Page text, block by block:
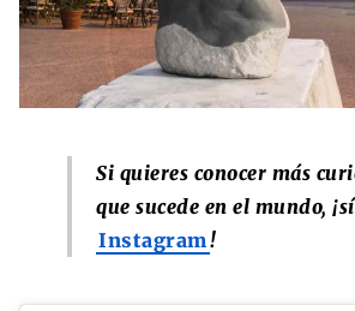
Si quieres conocer más
que sucede en el mundo,
Instagram!